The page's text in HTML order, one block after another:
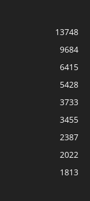
13748
9684
6415
5428
3733
3455
2387
2022
1813